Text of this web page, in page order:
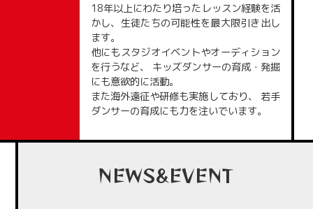
18年以上にわたり培ったレッスン経験を活
かし、生徒たちの可能性を最大限引き出し
ます。
他にもスタジオイベントやオーディション
を行うなど、 キッズダンサーの育成・発掘
にも意欲的に活動。
また海外遠征や研修も実施しており、 若手
ダンサーの育成にも力を注いでいます。
NEWS&EVENT